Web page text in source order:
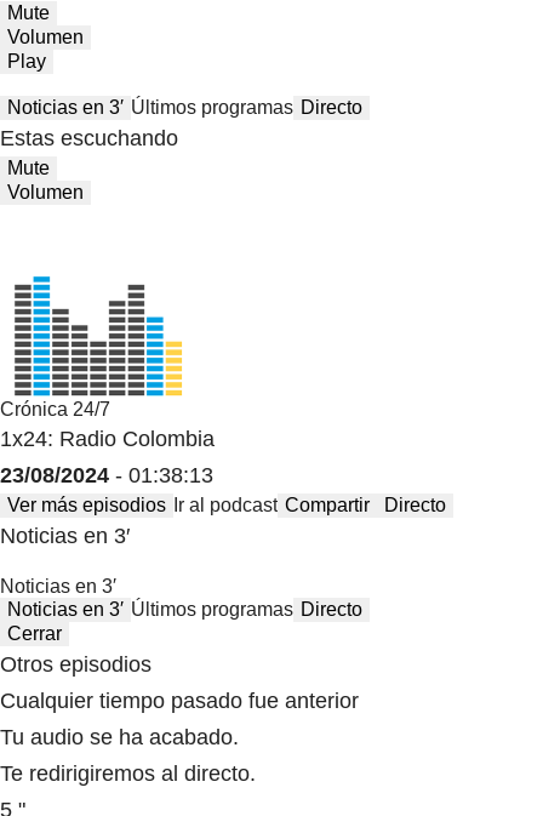
Mute
Volumen
Play
Noticias en 3′ Últimos programas Directo
Estas escuchando
Mute
Volumen
Crónica 24/7
1x24: Radio Colombia
23/08/2024 - 01:38:13
Ver más episodios Ir al podcast Compartir Directo
Noticias en 3′
Noticias en 3′
Noticias en 3′ Últimos programas Directo
Cerrar
Otros episodios
Cualquier tiempo pasado fue anterior
Tu audio se ha acabado.
Te redirigiremos al directo.
5 "